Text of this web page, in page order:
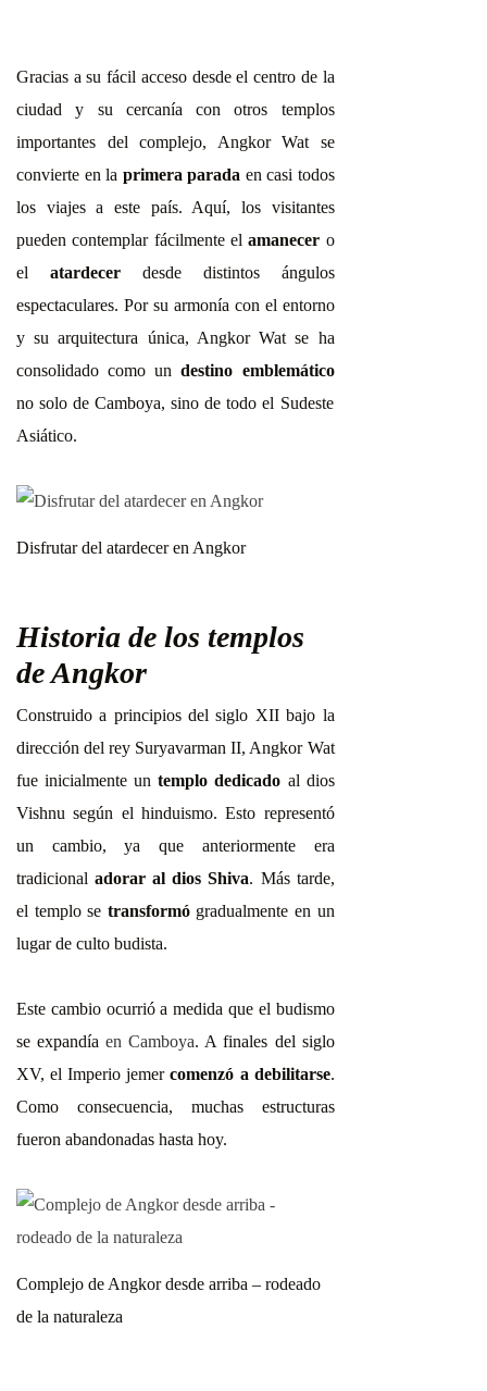
Gracias a su fácil acceso desde el centro de la
ciudad y su cercanía con otros templos
importantes del complejo, Angkor Wat se
convierte en la primera parada en casi todos
los viajes a este país. Aquí, los visitantes
pueden contemplar fácilmente elamanecer o
el atardecerdesde distintos ángulos
espectaculares. Por su armonía con el entorno
y su arquitectura única, Angkor Wat se ha
consolidado como undestino emblemático
no solo de Camboya, sino de todo el Sudeste
Asiático.
Disfrutar del atardecer en Angkor
Historia de los templos
de Angkor
Construido a principios del siglo XII bajo la
dirección del rey Suryavarman II, Angkor Wat
fue inicialmente un templo dedicado al dios
Vishnu según el hinduismo. Esto representó
un cambio, ya que anteriormente era
tradicionaladorar al dios Shiva. Más tarde,
el templo se transformógradualmente en un
lugar de culto budista.
Este cambio ocurrió a medida que el budismo
se expandíaen Camboya. A finales del siglo
XV, el Imperio jemercomenzó a debilitarse.
Como consecuencia, muchas estructuras
fueron abandonadas hasta hoy.
Complejo de Angkor desde arriba – rodeado
de la naturaleza